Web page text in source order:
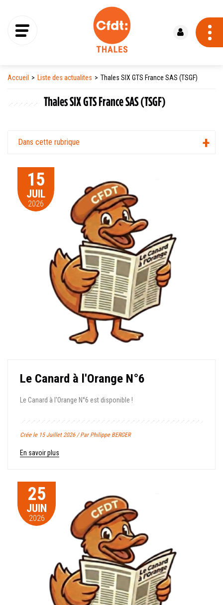
Accueil Liste des actualites Thales SIX GTS France SAS (TSGF)
Thales SIX GTS France SAS (TSGF)
Dans cette rubrique
15
JUIL
2026
Le Canard à l'Orange N°6
Le Canard à l'Orange N°6 est disponible !
Crée le 15 Juillet 2026 / Par Philippe BERGER
En savoir plus
25
JUIN
2026